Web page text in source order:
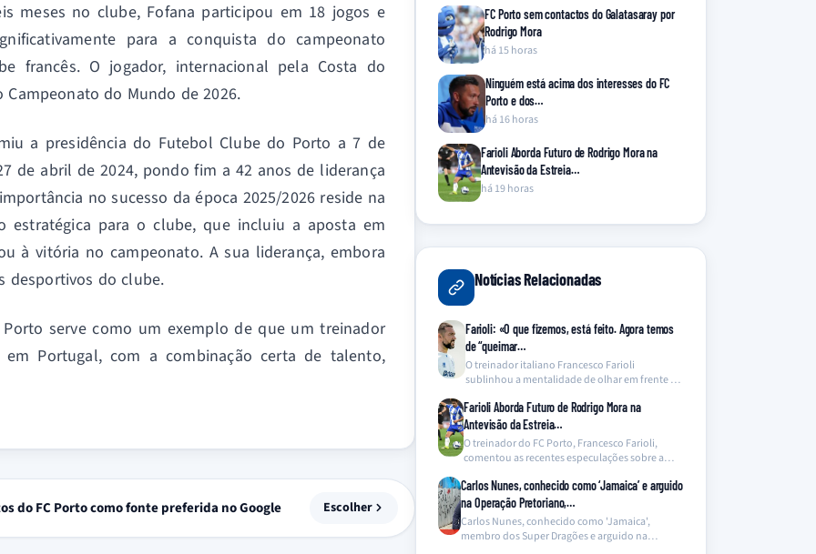
meses no clube, Fofana participou em 18 jogos e
para a conquista do campeonato
francês. O jogador, internacional pela Costa do
do Mundo de 2026.
a presidência do Futebol Clube do Porto a 7 de
de abril de 2024, pondo fim a 42 anos de liderança
no sucesso da época 2025/2026 reside na
estratégica para o clube, que incluiu a aposta em
à vitória no campeonato. A sua liderança, embora
desportivos do clube.
serve como um exemplo de que um treinador
Portugal, com a combinação certa de talento,
do FC Porto como fonte preferida no Google Escolher
FC Porto sem contactos do Galatasaray por
Rodrigo Mora
há 15 horas
Ninguém está acima dos interesses do FC
Porto e dos…
há 16 horas
Farioli Aborda Futuro de Rodrigo Mora na
Antevisão da Estreia…
há 19 horas
Notícias Relacionadas
Farioli: «O que fizemos, está feito. Agora temos
de “queimar…
O treinador italiano Francesco Farioli
sublinhou a mentalidade de olhar em frente no
Farioli Aborda Futuro de Rodrigo Mora na
Antevisão da Estreia…
O treinador do FC Porto, Francesco Farioli,
comentou as recentes especulações sobre a
Carlos Nunes, conhecido como ‘Jamaica’ e arguido
na Operação Pretoriano,…
Carlos Nunes, conhecido como 'Jamaica',
membro dos Super Dragões e arguido na